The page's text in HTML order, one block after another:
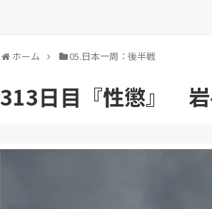
ホーム 05.日本一周：後半戦
313日目『性懲』 岩